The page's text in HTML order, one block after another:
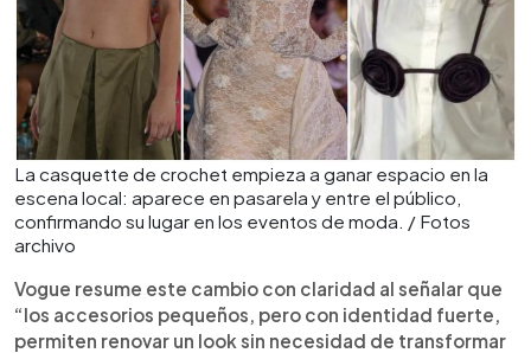
La casquette de crochet empieza a ganar espacio en la
escena local: aparece en pasarela y entre el público,
confirmando su lugar en los eventos de moda. / Fotos
archivo
Vogue resume este cambio con claridad al señalar que
“los accesorios pequeños, pero con identidad fuerte,
permiten renovar un look sin necesidad de transformar